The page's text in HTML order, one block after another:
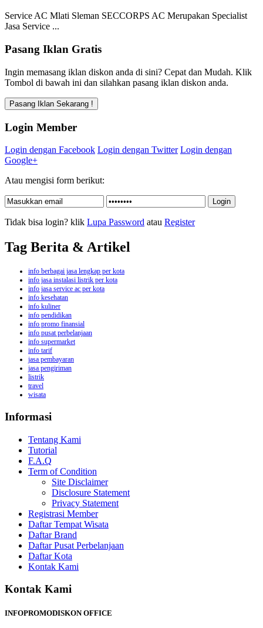
Service AC Mlati Sleman SECCORPS AC Merupakan Specialist
Jasa Service ...
Pasang Iklan Gratis
Ingin memasang iklan diskon anda di sini? Cepat dan Mudah. Klik
Tombol di bawah ini dan silahkan pasang iklan diskon anda.
Login Member
Login dengan Facebook Login dengan Twitter Login dengan
Google+
Atau mengisi form berikut:
Tidak bisa login? klik Lupa Password atau Register
Tag Berita & Artikel
info berbagai jasa lengkap per kota
info jasa instalasi listrik per kota
info jasa service ac per kota
info kesehatan
info kuliner
info pendidikan
info promo finansial
info pusat perbelanjaan
info supermarket
info tarif
jasa pembayaran
jasa pengiriman
listrik
travel
wisata
Informasi
Tentang Kami
Tutorial
F.A.Q
Term of Condition
Site Disclaimer
Disclosure Statement
Privacy Statement
Registrasi Member
Daftar Tempat Wisata
Daftar Brand
Daftar Pusat Perbelanjaan
Daftar Kota
Kontak Kami
Kontak Kami
INFOPROMODISKON OFFICE